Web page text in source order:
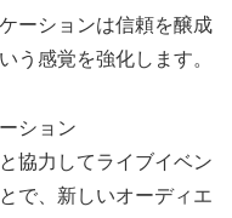
ーションは信頼を醸成
う感覚を強化します。
ション
協力してライブイベン
で、新しいオーディエ